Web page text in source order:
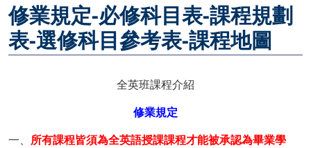
修業規定-必修科目表-課程規劃
表-選修科目參考表-課程地圖
全英班課程介紹
修業規定
一、 所有課程皆須為全英語授課課程才能被承認為畢業學